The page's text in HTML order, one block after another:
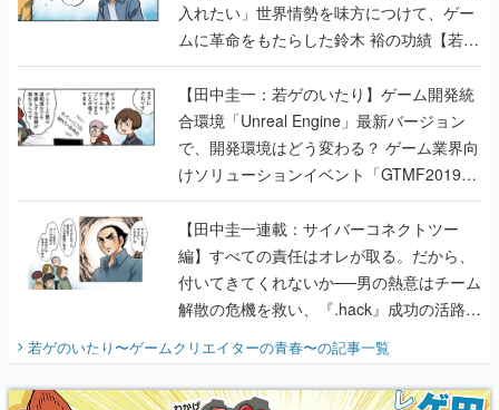
入れたい」世界情勢を味方につけて、ゲー
ムに革命をもたらした鈴木 裕の功績【若ゲ
のいたり】
【田中圭一：若ゲのいたり】ゲーム開発統
合環境「Unreal Engine」最新バージョン
で、開発環境はどう変わる？ ゲーム業界向
けソリューションイベント「GTMF2019」
に行って、より理解を深めよう【PR】
【田中圭一連載：サイバーコネクトツー
編】すべての責任はオレが取る。だから、
付いてきてくれないか──男の熱意はチーム
解散の危機を救い、『.hack』成功の活路を
開く。業界の快男児・松山 洋に流れる血は
『少年ジャンプ』色だった【若ゲのいた
り】
若ゲのいたり〜ゲームクリエイターの青春〜の記事一覧